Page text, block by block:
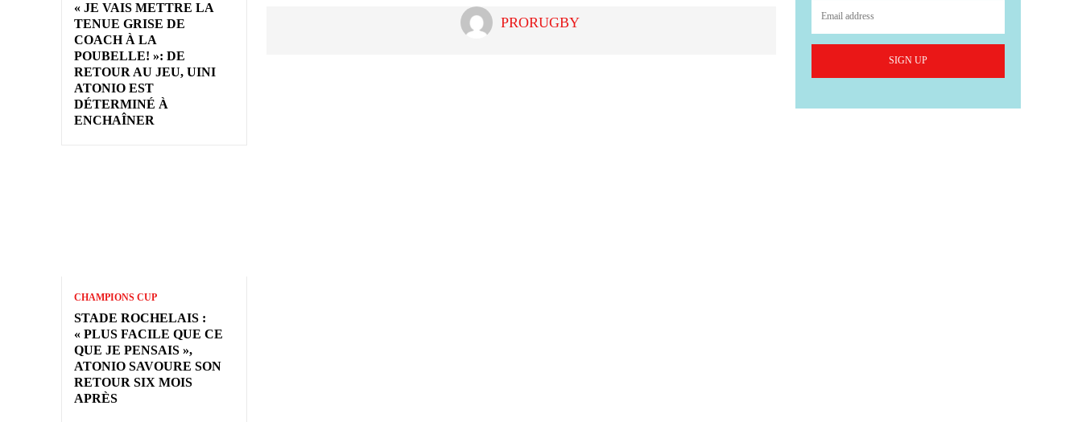
« JE VAIS METTRE LA
TENUE GRISE DE
COACH À LA
POUBELLE! »: DE
RETOUR AU JEU, UINI
ATONIO EST
DÉTERMINÉ À
ENCHAÎNER
CHAMPIONS CUP
STADE ROCHELAIS :
« PLUS FACILE QUE CE
QUE JE PENSAIS »,
ATONIO SAVOURE SON
RETOUR SIX MOIS
APRÈS
PRORUGBY
SIGN UP